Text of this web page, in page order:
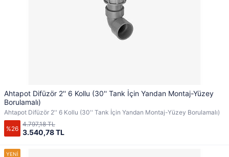
Ahtapot Difüzör 2'' 6 Kollu (30'' Tank İçin Yandan Montaj-Yüzey
Borulamalı)
Ahtapot Difüzör 2'' 6 Kollu (30'' Tank İçin Yandan Montaj-Yüzey Borulamalı)
%26 3.540,78 TL
4.797,18 TL